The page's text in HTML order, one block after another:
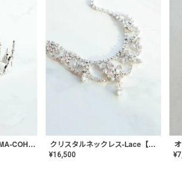
クリスタルクラウン【MA-COHD-01】韓国風クラウン/ウェディングクラウン/ティアラ クリスタルネックレス-Lace【MA-CONL-02】
¥16,500 ¥